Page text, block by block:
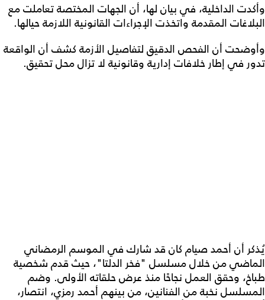
وأكدت الداخلية، في بيان لها، أن الجهات المختصة تعاملت مع
البلاغات المقدمة واتخذت الإجراءات القانونية اللازمة حيالها.
وأوضحت أن الفحص الدقيق لتفاصيل الأزمة كشف أن الواقعة
تدور في إطار خلافات إدارية وقانونية لا تزال محل تحقيق.
يُذكر أن أحمد صيام كان قد شارك في الموسم الرمضاني
الماضي من خلال مسلسل "فخر الدلتا"، حيث قدم شخصية
طباخ، وحقق العمل نجاحًا منذ عرض حلقاته الأولى. وضم
المسلسل نخبة من الفنانين، من بينهم أحمد رمزي، انتصار،